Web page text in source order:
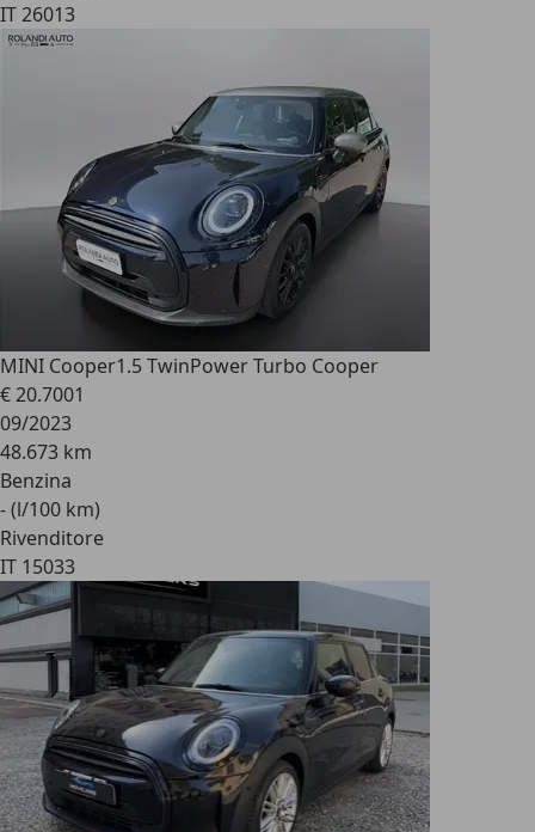
IT 26013
MINI Cooper1.5 TwinPower Turbo Cooper
€ 20.7001
09/2023
48.673 km
Benzina
- (l/100 km)
Rivenditore
IT 15033